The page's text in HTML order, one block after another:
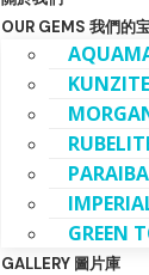
OUR GEMS 我們的
GREEN
GALLERY 圖片庫